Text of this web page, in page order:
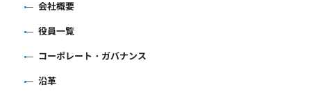
会社概要
役員一覧
コーポレート・ガバナンス
沿革